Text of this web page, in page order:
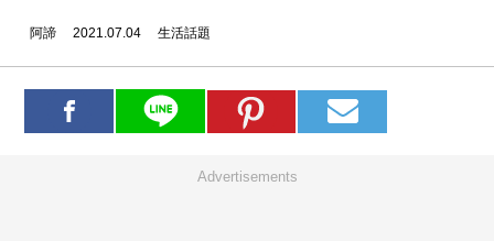
阿諦 2021.07.04 生活話題
Advertisements